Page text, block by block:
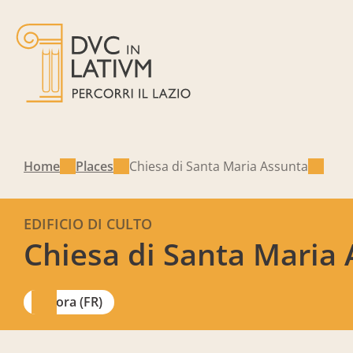
Home Places Chiesa di Santa Maria Assunta
Chiesa di Santa Maria
EDIFICIO DI CULTO
Sora (FR)